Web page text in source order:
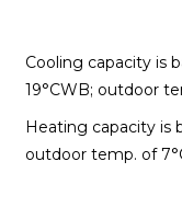
Cooling capacity is
19°CWB; outdoor
Heating capacity is
outdoor temp. of